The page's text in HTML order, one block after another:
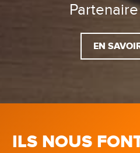
EN
ILS NOUS